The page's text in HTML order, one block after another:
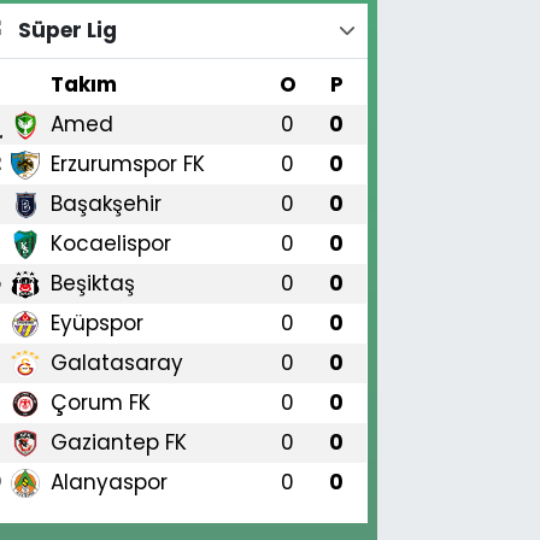
Süper Lig
Takım O P
Amed 0 0
Erzurumspor FK 0 0
Başakşehir 0 0
Kocaelispor 0 0
Beşiktaş 0 0
Eyüpspor 0 0
Galatasaray 0 0
Çorum FK 0 0
Gaziantep FK 0 0
Alanyaspor 0 0